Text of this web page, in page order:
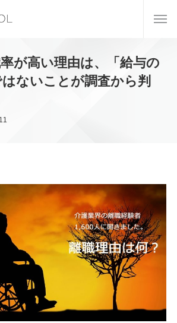
が高い理由は、「給与の
ないことが調査から判